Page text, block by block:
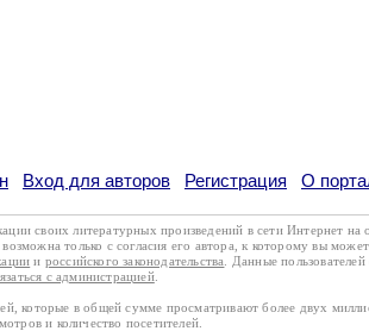
Вход для авторов Регистрация О
своих литературных произведений в сети Интернет на
только с согласия его автора, к которому вы
и российского законодательства . Данные
с администрацией.
которые в общей сумме просматривают более двух
и количество посетителей.